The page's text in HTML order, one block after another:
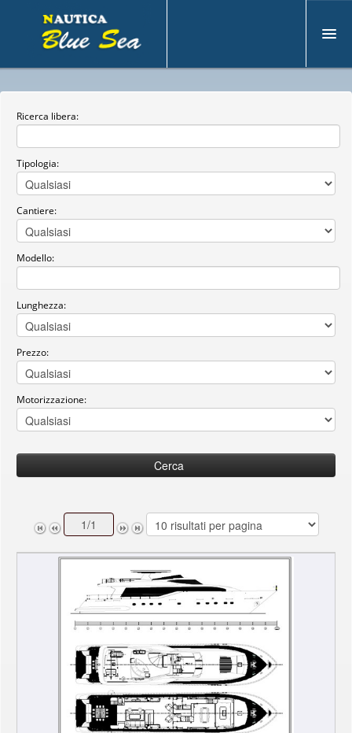
Chi siamo
Usato
Nuovo
Motoryacht
Vendi Barca
Servizi
Contatti
Ricerca libera:
Tipologia:
Cantiere:
Modello:
Lunghezza:
Prezzo:
Motorizzazione:
Cerca